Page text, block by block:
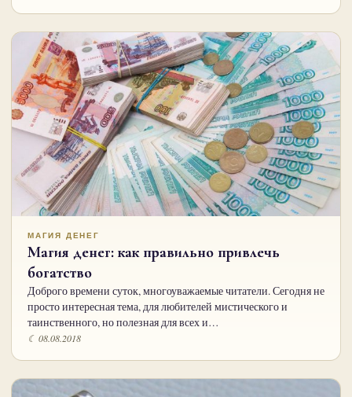
МАГИЯ ДЕНЕГ
Магия денег: как правильно привлечь
богатство
Доброго времени суток, многоуважаемые читатели. Сегодня не
просто интересная тема, для любителей мистического и
таинственного, но полезная для всех и…
☾ 08.08.2018